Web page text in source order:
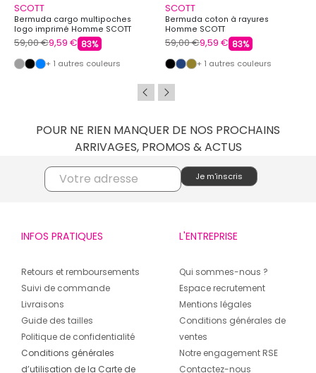
SCOTT
Bermuda cargo multipoches
logo imprimé Homme SCOTT
59,00 €9,59 € 83%
+ 1 autres couleurs
SCOTT
Bermuda coton à rayures
Homme SCOTT
59,00 €9,59 € 83%
+ 1 autres couleurs
POUR NE RIEN MANQUER DE NOS PROCHAINS
ARRIVAGES, PROMOS & ACTUS
INFOS PRATIQUES
Retours et remboursements
Suivi de commande
Livraisons
Guide des tailles
Politique de confidentialité
Conditions générales
d’utilisation de la Carte de
L'ENTREPRISE
Qui sommes-nous ?
Espace recrutement
Mentions légales
Conditions générales de
ventes
Notre engagement RSE
Contactez-nous